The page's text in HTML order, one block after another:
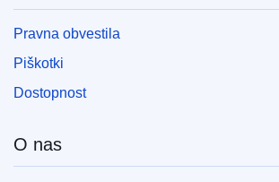
Pravna obvestila
Piškotki
Dostopnost
O nas